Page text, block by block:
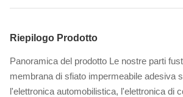
Riepilogo Prodotto
Panoramica del prodotto Le nostre parti
membrana di sfiato impermeabile adesiva
l'elettronica automobilistica, l'elettronica di